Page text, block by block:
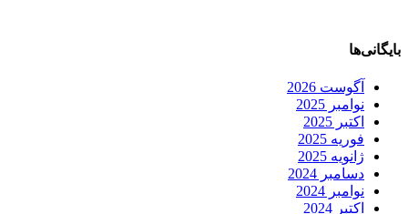
بایگانی‌ها
آگوست 2026
نوامبر 2025
اکتبر 2025
فوریه 2025
ژانویه 2025
دسامبر 2024
نوامبر 2024
اکتبر 2024